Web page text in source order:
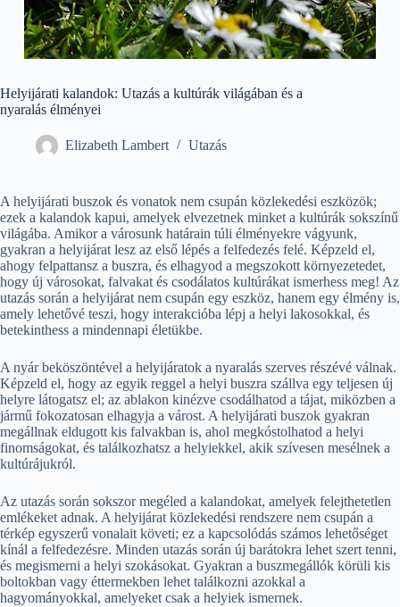
Helyijárati kalandok: Utazás a kultúrák világában és a
nyaralás élményei
Elizabeth Lambert Utazás
A helyijárati buszok és vonatok nem csupán közlekedési eszközök;
ezek a kalandok kapui, amelyek elvezetnek minket a kultúrák sokszínű
világába. Amikor a városunk határain túli élményekre vágyunk,
gyakran a helyijárat lesz az első lépés a felfedezés felé. Képzeld el,
ahogy felpattansz a buszra, és elhagyod a megszokott környezetedet,
hogy új városokat, falvakat és csodálatos kultúrákat ismerhess meg! Az
utazás során a helyijárat nem csupán egy eszköz, hanem egy élmény is,
amely lehetővé teszi, hogy interakcióba lépj a helyi lakosokkal, és
betekinthess a mindennapi életükbe.
A nyár beköszöntével a helyijáratok a nyaralás szerves részévé válnak.
Képzeld el, hogy az egyik reggel a helyi buszra szállva egy teljesen új
helyre látogatsz el; az ablakon kinézve csodálhatod a tájat, miközben a
jármű fokozatosan elhagyja a várost. A helyijárati buszok gyakran
megállnak eldugott kis falvakban is, ahol megkóstolhatod a helyi
finomságokat, és találkozhatsz a helyiekkel, akik szívesen mesélnek a
kultúrájukról.
Az utazás során sokszor megéled a kalandokat, amelyek felejthetetlen
emlékeket adnak. A helyijárat közlekedési rendszere nem csupán a
térkép egyszerű vonalait követi; ez a kapcsolódás számos lehetőséget
kínál a felfedezésre. Minden utazás során új barátokra lehet szert tenni,
és megismerni a helyi szokásokat. Gyakran a buszmegállók körüli kis
boltokban vagy éttermekben lehet találkozni azokkal a
hagyományokkal, amelyeket csak a helyiek ismernek.